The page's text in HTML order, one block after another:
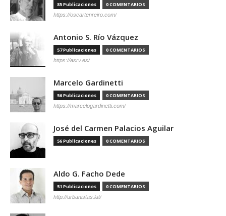
85 Publicaciones 0 COMENTARIOS
https://oscartenreiro.com/
Antonio S. Río Vázquez
57 Publicaciones 0 COMENTARIOS
https://asrv.es/
Marcelo Gardinetti
56 Publicaciones 0 COMENTARIOS
https://marcelogardinetti.com/
José del Carmen Palacios Aguilar
56 Publicaciones 0 COMENTARIOS
Aldo G. Facho Dede
51 Publicaciones 0 COMENTARIOS
http://urbanistas.lat/